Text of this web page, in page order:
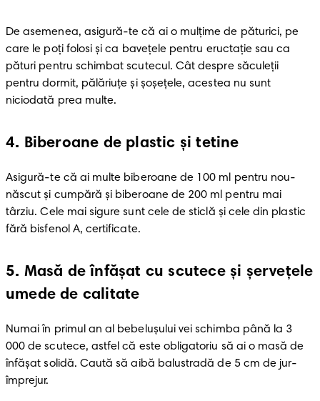
De asemenea, asigură-te că ai o mulţime de păturici, pe
care le poţi folosi şi ca baveţele pentru eructaţie sau ca
pături pentru schimbat scutecul. Cât despre săculeţii
pentru dormit, pălăriuţe şi şoşeţele, acestea nu sunt
niciodată prea multe.
4. Biberoane de plastic şi tetine
Asigură-te că ai multe biberoane de 100 ml pentru nou-
născut şi cumpără şi biberoane de 200 ml pentru mai
târziu. Cele mai sigure sunt cele de sticlă şi cele din plastic
fără bisfenol A, certificate.
5. Masă de înfăşat cu scutece şi şerveţele
umede de calitate
Numai în primul an al bebeluşului vei schimba până la 3
000 de scutece, astfel că este obligatoriu să ai o masă de
înfăşat solidă. Caută să aibă balustradă de 5 cm de jur-
împrejur.